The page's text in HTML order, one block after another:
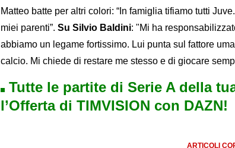
Matteo batte per altri colori: “In famiglia tifiamo tutti
miei parenti”. Su Silvio Baldini: "Mi ha
abbiamo un legame fortissimo. Lui punta sul fattore
calcio. Mi chiede di restare me stesso e di giocare
Tutte le partite di Serie A della
l’Offerta di TIMVISION con DAZN!
ARTICOLI